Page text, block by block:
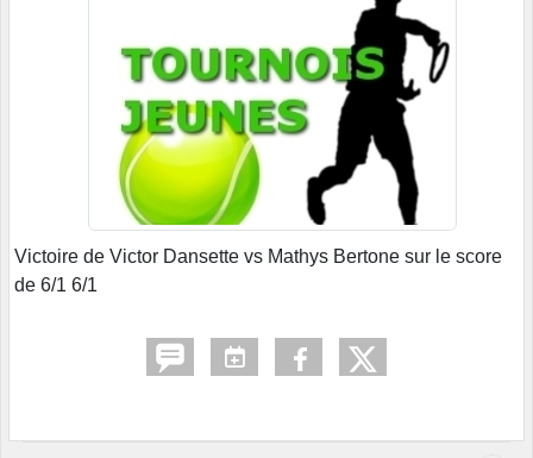
Victoire de Victor Dansette vs Mathys Bertone sur le score
de 6/1 6/1